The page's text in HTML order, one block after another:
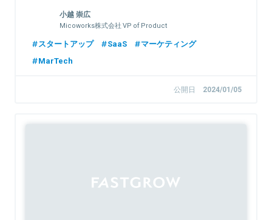
小越 崇広
Micoworks株式会社 VP of Product
スタートアップ SaaS
マーケティング
MarTech
公開日 2024/01/05